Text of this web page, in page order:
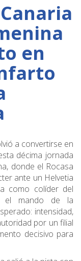
en
a convertirse en
décima jornada
donde el Rocasa
ante un Helvetia
como colíder del
el mando de la
intensidad,
por un filial
decisivo para